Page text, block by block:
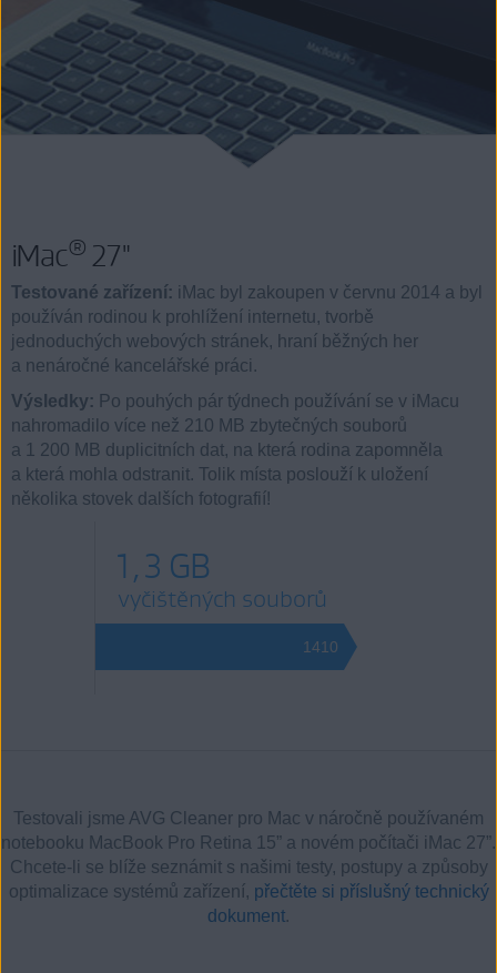
iMac®27"
Testované zařízení: iMac byl zakoupen v červnu 2014 a byl
používán rodinou k prohlížení internetu, tvorbě
jednoduchých webových stránek, hraní běžných her
a nenáročné kancelářské práci.
Výsledky: Po pouhých pár týdnech používání se v iMacu
nahromadilo více než 210 MB zbytečných souborů
a 1 200 MB duplicitních dat, na která rodina zapomněla
a která mohla odstranit. Tolik místa poslouží k uložení
několika stovek dalších fotografií!
1,3 GB
vyčištěných souborů
1410
Testovali jsme AVG Cleaner pro Mac v náročně používaném
notebooku MacBook Pro Retina 15” a novém počítači iMac 27”.
Chcete-li se blíže seznámit s našimi testy, postupy a způsoby
optimalizace systémů zařízení, přečtěte si příslušný technický
dokument.